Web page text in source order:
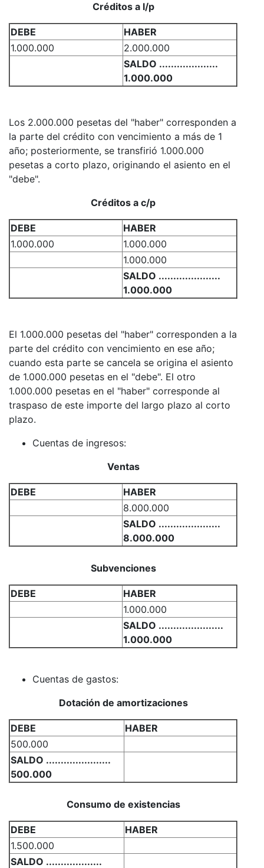
Créditos a l/p
DEBE
HABER
1.000.000
2.000.000
SALDO ....................
1.000.000
Los 2.000.000 pesetas del "haber" corresponden a
la parte del crédito con vencimiento a más de 1
año; posteriormente, se transfirió 1.000.000
pesetas a corto plazo, originando el asiento en el
"debe".
Créditos a c/p
DEBE
HABER
1.000.000
1.000.000
1.000.000
SALDO .....................
1.000.000
El 1.000.000 pesetas del "haber" corresponden a la
parte del crédito con vencimiento en ese año;
cuando esta parte se cancela se origina el asiento
de 1.000.000 pesetas en el "debe". El otro
1.000.000 pesetas en el "haber" corresponde al
traspaso de este importe del largo plazo al corto
plazo.
Cuentas de ingresos:
Ventas
DEBE
HABER
8.000.000
SALDO .....................
8.000.000
Subvenciones
DEBE
HABER
1.000.000
SALDO ......................
1.000.000
Cuentas de gastos:
Dotación de amortizaciones
DEBE
HABER
500.000
SALDO ......................
500.000
Consumo de existencias
DEBE
HABER
1.500.000
SALDO ...................